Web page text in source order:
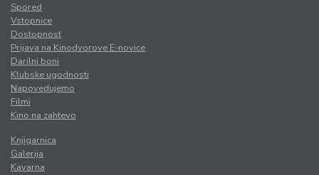
Spored
Vstopnice
Dostopnost
Prijava na Kinodvorove E-novice
Darilni boni
Klubske ugodnosti
Napovedujemo
Filmi
Kino na zahtevo
Knjigarnica
Galerija
Kavarna